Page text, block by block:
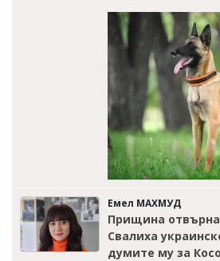
Емел МАХМУД
Прищина отвърна
Свалиха
думите му за